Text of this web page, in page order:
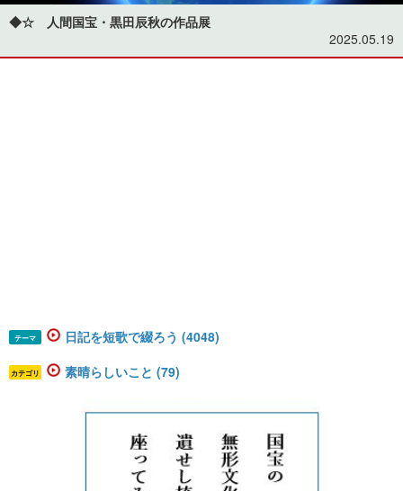
◆☆ 人間国宝・黒田辰秋の作品展
2025.05.19
テーマ 日記を短歌で綴ろう (4048)
カテゴリ 素晴らしいこと (79)